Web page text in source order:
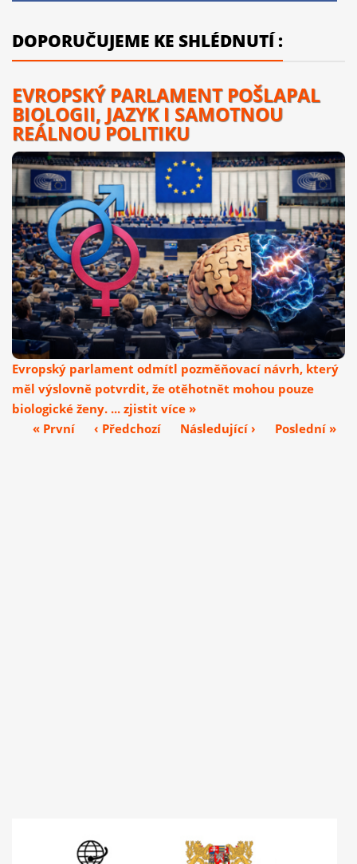
DOPORUČUJEME KE SHLÉDNUTÍ :
EVROPSKÝ PARLAMENT POŠLAPAL
BIOLOGII, JAZYK I SAMOTNOU
REÁLNOU POLITIKU
Evropský parlament odmítl pozměňovací návrh, který
měl výslovně potvrdit, že otěhotnět mohou pouze
biologické ženy. ... zjistit více »
« První
‹ Předchozí Následující › Poslední »